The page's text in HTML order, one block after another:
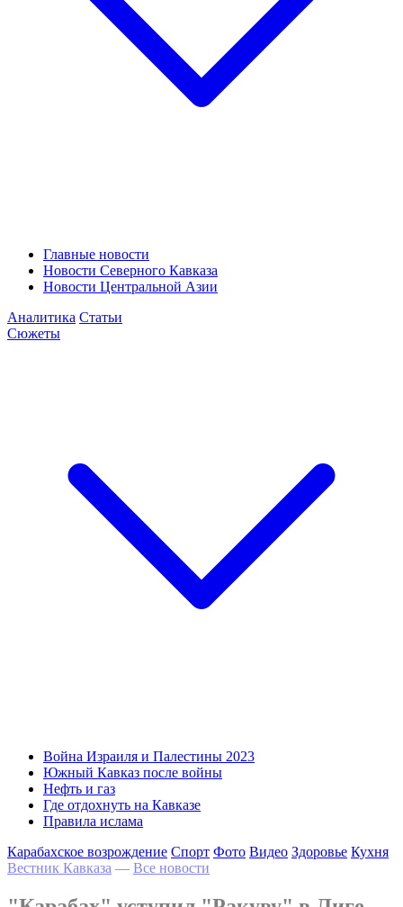
Главные новости
Новости Северного Кавказа
Новости Центральной Азии
Аналитика Статьи
Сюжеты
Война Израиля и Палестины 2023
Южный Кавказ после войны
Нефть и газ
Где отдохнуть на Кавказе
Правила ислама
Карабахское возрождение Спорт Фото Видео Здоровье Кухня
Вестник Кавказа — Все новости